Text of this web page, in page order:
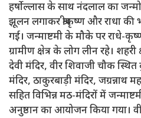
हर्षोल्लास के साथ नंदलाल का
झूलन लगाकर श्रीकृष्ण और राधा
गई। जन्माष्टमी के मौके पर राधे-
ग्रामीण क्षेत्र के लोग लीन रहे।
देवी मंदिर, वीर शिवाजी चौक स्थित
मंदिर, ठाकुरबाड़ी मंदिर, जग्रन्नाथ
सहित विभिन्न मठ-मंदिरों में
अनुष्ठान का आयोजन किया गया।